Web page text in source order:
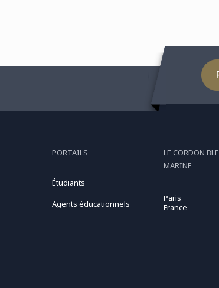
PORTAILS
Étudiants
Agents éducationnels
LE CORDON
MARINE
Paris
France